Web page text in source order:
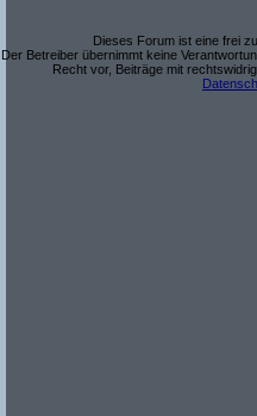
Dieses Forum ist eine frei
Der Betreiber übernimmt keine
Recht vor, Beiträge mit